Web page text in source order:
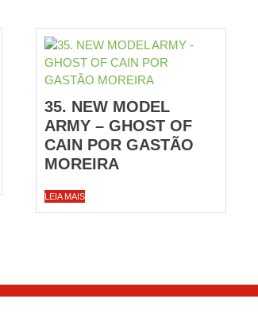
35. NEW MODEL
ARMY – GHOST OF
CAIN POR GASTÃO
MOREIRA
LEIA MAIS